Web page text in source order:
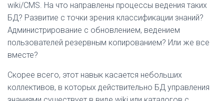
wiki/CMS. На что направлены процессы ведения таких
БД? Развитие с точки зрения классификации знаний?
Администрирование с обновлением, ведением
пользователей резервным копированием? Или же все
вместе?
Скорее всего, этот навык касается небольших
коллективов, в которых действительно БД управления